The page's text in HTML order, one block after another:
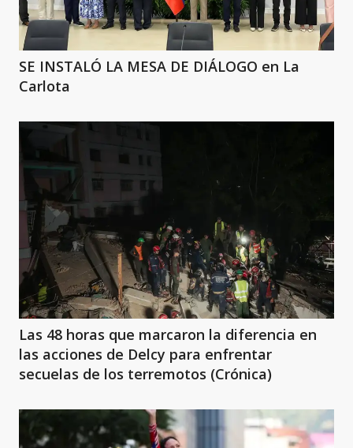
SE INSTALÓ LA MESA DE DIÁLOGO en La
Carlota
Las 48 horas que marcaron la diferencia en
las acciones de Delcy para enfrentar
secuelas de los terremotos (Crónica)